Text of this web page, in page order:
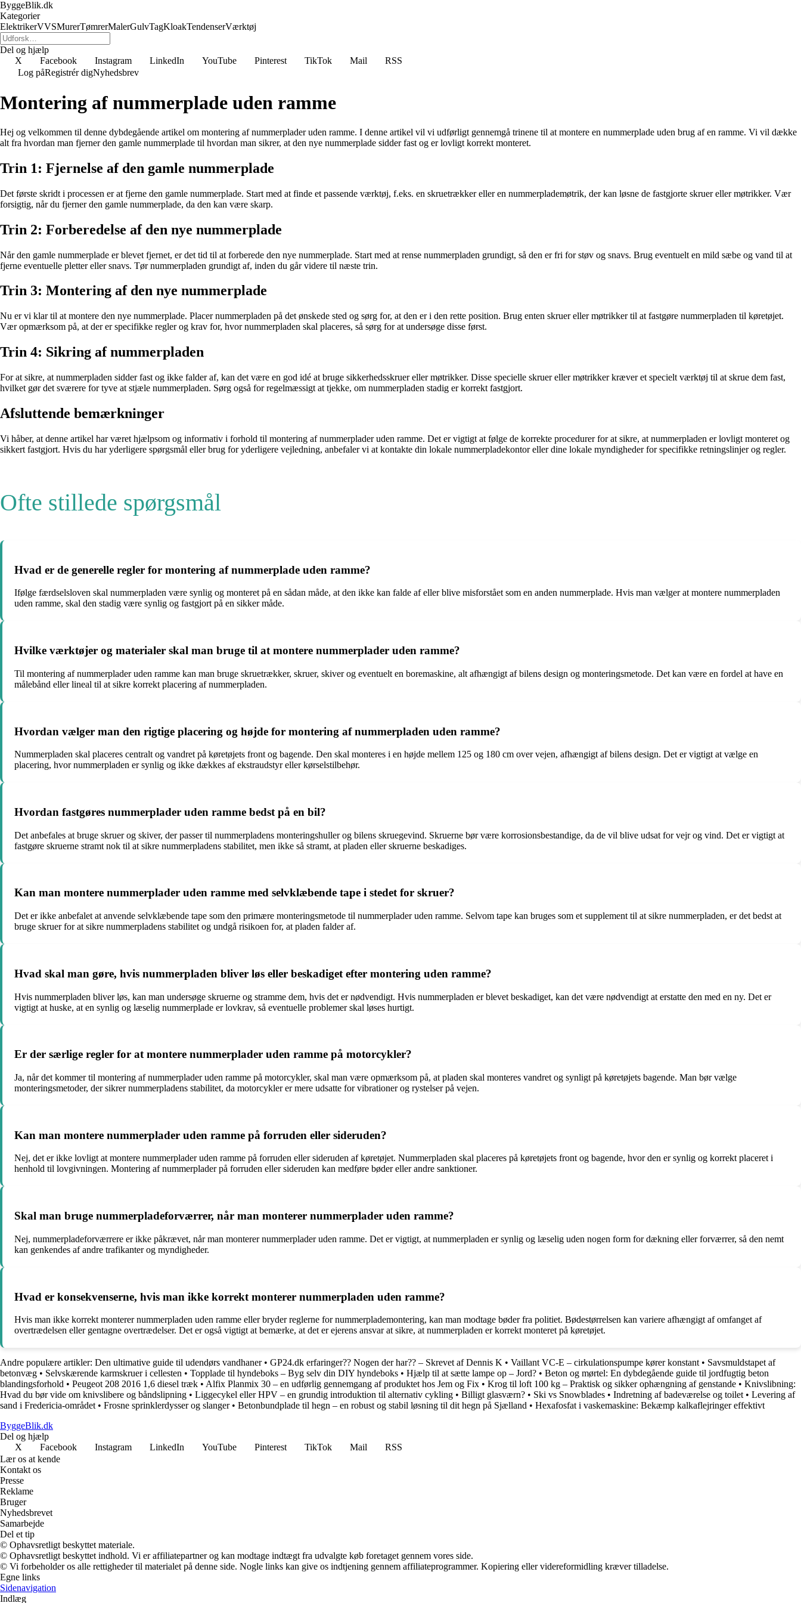
ByggeBlik.dk
Kategorier
ElektrikerVVSMurerTømrerMalerGulvTagKloakTendenserVærktøj
Del og hjælp
X
Facebook Instagram LinkedIn YouTube Pinterest TikTok Mail
RSS
Log påRegistrér digNyhedsbrev
Montering af nummerplade uden ramme
Hej og velkommen til denne dybdegående artikel om montering af nummerplader uden ramme. I denne artikel vil vi udførligt gennemgå trinene til at montere en nummerplade uden brug af en ramme. Vi vil dække
alt fra hvordan man fjerner den gamle nummerplade til hvordan man sikrer, at den nye nummerplade sidder fast og er lovligt korrekt monteret.
Trin 1: Fjernelse af den gamle nummerplade
Det første skridt i processen er at fjerne den gamle nummerplade. Start med at finde et passende værktøj, f.eks. en skruetrækker eller en nummerplademøtrik, der kan løsne de fastgjorte skruer eller møtrikker. Vær
forsigtig, når du fjerner den gamle nummerplade, da den kan være skarp.
Trin 2: Forberedelse af den nye nummerplade
Når den gamle nummerplade er blevet fjernet, er det tid til at forberede den nye nummerplade. Start med at rense nummerpladen grundigt, så den er fri for støv og snavs. Brug eventuelt en mild sæbe og vand til at
fjerne eventuelle pletter eller snavs. Tør nummerpladen grundigt af, inden du går videre til næste trin.
Trin 3: Montering af den nye nummerplade
Nu er vi klar til at montere den nye nummerplade. Placer nummerpladen på det ønskede sted og sørg for, at den er i den rette position. Brug enten skruer eller møtrikker til at fastgøre nummerpladen til køretøjet.
Vær opmærksom på, at der er specifikke regler og krav for, hvor nummerpladen skal placeres, så sørg for at undersøge disse først.
Trin 4: Sikring af nummerpladen
For at sikre, at nummerpladen sidder fast og ikke falder af, kan det være en god idé at bruge sikkerhedsskruer eller møtrikker. Disse specielle skruer eller møtrikker kræver et specielt værktøj til at skrue dem fast,
hvilket gør det sværere for tyve at stjæle nummerpladen. Sørg også for regelmæssigt at tjekke, om nummerpladen stadig er korrekt fastgjort.
Afsluttende bemærkninger
Vi håber, at denne artikel har været hjælpsom og informativ i forhold til montering af nummerplader uden ramme. Det er vigtigt at følge de korrekte procedurer for at sikre, at nummerpladen er lovligt monteret og
sikkert fastgjort. Hvis du har yderligere spørgsmål eller brug for yderligere vejledning, anbefaler vi at kontakte din lokale nummerpladekontor eller dine lokale myndigheder for specifikke retningslinjer og regler.
Ofte stillede spørgsmål
Hvad er de generelle regler for montering af nummerplade uden ramme?
Ifølge færdselsloven skal nummerpladen være synlig og monteret på en sådan måde, at den ikke kan falde af eller blive misforstået som en anden nummerplade. Hvis man vælger at montere nummerpladen
uden ramme, skal den stadig være synlig og fastgjort på en sikker måde.
Hvilke værktøjer og materialer skal man bruge til at montere nummerplader uden ramme?
Til montering af nummerplader uden ramme kan man bruge skruetrækker, skruer, skiver og eventuelt en boremaskine, alt afhængigt af bilens design og monteringsmetode. Det kan være en fordel at have en
målebånd eller lineal til at sikre korrekt placering af nummerpladen.
Hvordan vælger man den rigtige placering og højde for montering af nummerpladen uden ramme?
Nummerpladen skal placeres centralt og vandret på køretøjets front og bagende. Den skal monteres i en højde mellem 125 og 180 cm over vejen, afhængigt af bilens design. Det er vigtigt at vælge en
placering, hvor nummerpladen er synlig og ikke dækkes af ekstraudstyr eller kørselstilbehør.
Hvordan fastgøres nummerplader uden ramme bedst på en bil?
Det anbefales at bruge skruer og skiver, der passer til nummerpladens monteringshuller og bilens skruegevind. Skruerne bør være korrosionsbestandige, da de vil blive udsat for vejr og vind. Det er vigtigt at
fastgøre skruerne stramt nok til at sikre nummerpladens stabilitet, men ikke så stramt, at pladen eller skruerne beskadiges.
Kan man montere nummerplader uden ramme med selvklæbende tape i stedet for skruer?
Det er ikke anbefalet at anvende selvklæbende tape som den primære monteringsmetode til nummerplader uden ramme. Selvom tape kan bruges som et supplement til at sikre nummerpladen, er det bedst at
bruge skruer for at sikre nummerpladens stabilitet og undgå risikoen for, at pladen falder af.
Hvad skal man gøre, hvis nummerpladen bliver løs eller beskadiget efter montering uden ramme?
Hvis nummerpladen bliver løs, kan man undersøge skruerne og stramme dem, hvis det er nødvendigt. Hvis nummerpladen er blevet beskadiget, kan det være nødvendigt at erstatte den med en ny. Det er
vigtigt at huske, at en synlig og læselig nummerplade er lovkrav, så eventuelle problemer skal løses hurtigt.
Er der særlige regler for at montere nummerplader uden ramme på motorcykler?
Ja, når det kommer til montering af nummerplader uden ramme på motorcykler, skal man være opmærksom på, at pladen skal monteres vandret og synligt på køretøjets bagende. Man bør vælge
monteringsmetoder, der sikrer nummerpladens stabilitet, da motorcykler er mere udsatte for vibrationer og rystelser på vejen.
Kan man montere nummerplader uden ramme på forruden eller sideruden?
Nej, det er ikke lovligt at montere nummerplader uden ramme på forruden eller sideruden af køretøjet. Nummerpladen skal placeres på køretøjets front og bagende, hvor den er synlig og korrekt placeret i
henhold til lovgivningen. Montering af nummerplader på forruden eller sideruden kan medføre bøder eller andre sanktioner.
Skal man bruge nummerpladeforværrer, når man monterer nummerplader uden ramme?
Nej, nummerpladeforværrere er ikke påkrævet, når man monterer nummerplader uden ramme. Det er vigtigt, at nummerpladen er synlig og læselig uden nogen form for dækning eller forværrer, så den nemt
kan genkendes af andre trafikanter og myndigheder.
Hvad er konsekvenserne, hvis man ikke korrekt monterer nummerpladen uden ramme?
Hvis man ikke korrekt monterer nummerpladen uden ramme eller bryder reglerne for nummerplademontering, kan man modtage bøder fra politiet. Bødestørrelsen kan variere afhængigt af omfanget af
overtrædelsen eller gentagne overtrædelser. Det er også vigtigt at bemærke, at det er ejerens ansvar at sikre, at nummerpladen er korrekt monteret på køretøjet.
Andre populære artikler: Den ultimative guide til udendørs vandhaner• GP24.dk erfaringer?? Nogen der har?? – Skrevet af Dennis K • Vaillant VC-E – cirkulationspumpe kører konstant • Savsmuldstapet af
betonvæg • Selvskærende karmskruer i cellesten • Topplade til hyndeboks – Byg selv din DIY hyndeboks • Hjælp til at sætte lampe op – Jord? • Beton og mørtel: En dybdegående guide til jordfugtig beton
blandingsforhold • Peugeot 208 2016 1,6 diesel træk • Alfix Planmix 30 – en udførlig gennemgang af produktet hos Jem og Fix • Krog til loft 100 kg – Praktisk og sikker ophængning af genstande • Knivslibning:
Hvad du bør vide om knivslibere og båndslipning • Liggecykel eller HPV – en grundig introduktion til alternativ cykling • Billigt glasværn? • Ski vs Snowblades • Indretning af badeværelse og toilet • Levering af
sand i Fredericia-området • Frosne sprinklerdysser og slanger• Betonbundplade til hegn – en robust og stabil løsning til dit hegn på Sjælland • Hexafosfat i vaskemaskine: Bekæmp kalkaflejringer effektivt
ByggeBlik.dk
Del og hjælp
X
Facebook Instagram LinkedIn YouTube Pinterest TikTok Mail
RSS
Lær os at kende
Kontakt os
Presse
Reklame
Bruger
Nyhedsbrevet
Samarbejde
Del et tip
© Ophavsretligt beskyttet materiale.
© Ophavsretligt beskyttet indhold. Vi er affiliatepartner og kan modtage indtægt fra udvalgte køb foretaget gennem vores side.
© Vi forbeholder os alle rettigheder til materialet på denne side. Nogle links kan give os indtjening gennem affiliateprogrammer. Kopiering eller videreformidling kræver tilladelse.
Egne links
Sidenavigation
Indlæg